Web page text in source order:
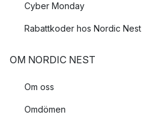
Cyber Monday
Rabattkoder hos Nordic Nest
OM NORDIC NEST
Om oss
Omdömen